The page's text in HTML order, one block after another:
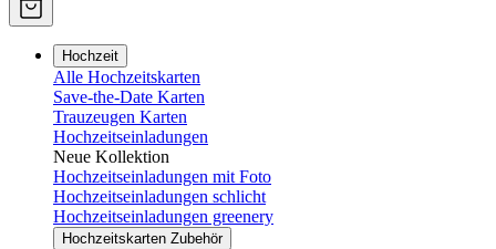
Hochzeit
Alle Hochzeitskarten
Save-the-Date Karten
Trauzeugen Karten
Hochzeitseinladungen
Neue Kollektion
Hochzeitseinladungen mit Foto
Hochzeitseinladungen schlicht
Hochzeitseinladungen greenery
Hochzeitskarten Zubehör